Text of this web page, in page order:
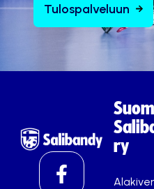
Tulospalveluun
ry